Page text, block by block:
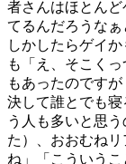
者さんはほとん
てるんだろうな
しかしたらゲイ
も「え、そこく
もあったのです
決して誰とでも
う人も多いと思
た）、おおむね
ね」「こういう